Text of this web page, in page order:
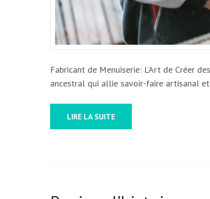
Fabricant de Menuiserie: L’Art de Créer
ancestral qui allie savoir-faire artisanal
LIRE LA SUITE